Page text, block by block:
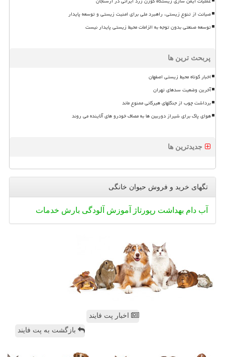
صیانت از تنوع زیستی، راهبرد ملی برای امنیت زیستی و توسعه پایدار
توسعه صنعتی بدون توجه به الزامات محیط زیستی پایدار نیست
پربحث ترین ها
اخبار کوتاه محیط زیستی اصفهان
آخرین وضعیت سدهای تهران
برداشت چوب از جنگلهای هیرکانی ممنوع ماند
هوای پاک برای شیراز دوربین ها به مصاف خودرو های آلاینده می روند
جدیدترین ها
تگهای خرید و فروش حیوان خانگی
آب دام بهداشت رپورتاژ آموزش آلودگی بارش خدمات
اخبار پت فایند
بازگشت به پت فایند